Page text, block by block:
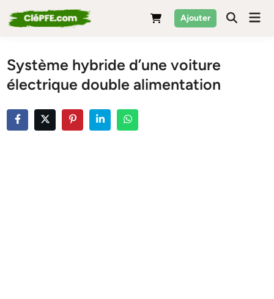
to
Ajouter
Système hybride d’une voiture
électrique double alimentation